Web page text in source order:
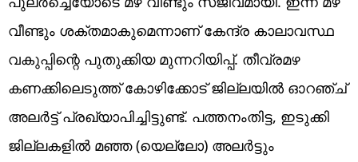
വീണ്ടും ശക്തമാകുമെന്നാണ് കേന്ദ്ര കാലാവസ്ഥ
വകുപ്പിന്റെ പുതുക്കിയ മുന്നറിയിപ്പ്. തീവ്രമഴ
കണക്കിലെടുത്ത് കോഴിക്കോട് ജില്ലയിൽ ഓറഞ്ച്
അലർട്ട് പ്രഖ്യാപിച്ചിട്ടുണ്ട്. പത്തനംതിട്ട, ഇടുക്കി
ജില്ലകളിൽ മഞ്ഞ (യെല്ലോ) അലർട്ടും